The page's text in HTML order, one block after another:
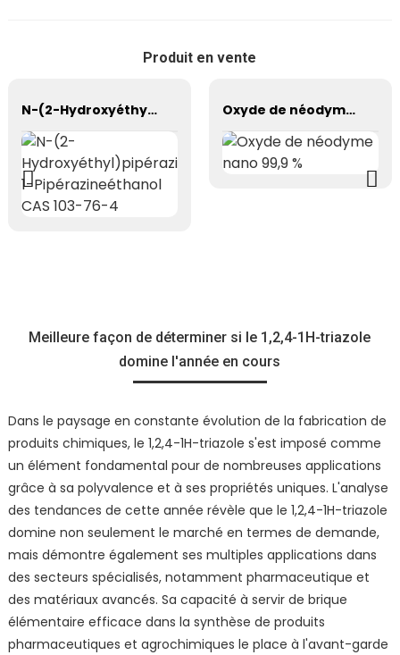
Produit en vente
N-(2-Hydroxyéthyl)pipérazine/ 1-Pipérazineéthanol CAS 103-76-4 Oxyde de néodyme nano 99,9 %
Meilleure façon de déterminer si le 1,2,4-1H-triazole
domine l'année en cours
Dans le paysage en constante évolution de la fabrication de
produits chimiques, le 1,2,4-1H-triazole s'est imposé comme
un élément fondamental pour de nombreuses applications
grâce à sa polyvalence et à ses propriétés uniques. L'analyse
des tendances de cette année révèle que le 1,2,4-1H-triazole
domine non seulement le marché en termes de demande,
mais démontre également ses multiples applications dans
des secteurs spécialisés, notamment pharmaceutique et
des matériaux avancés. Sa capacité à servir de brique
élémentaire efficace dans la synthèse de produits
pharmaceutiques et agrochimiques le place à l'avant-garde